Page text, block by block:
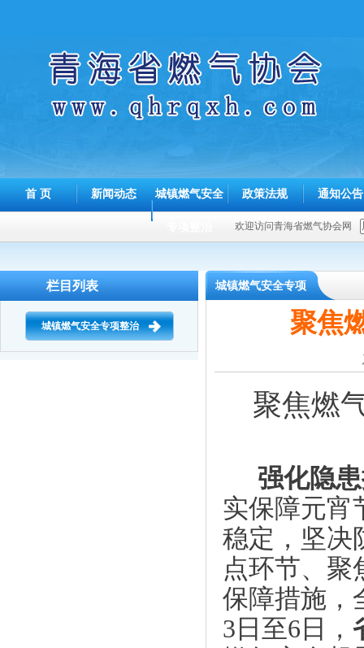
首 页 新闻动态 城镇燃气安全 政策法规 通知公告
欢迎访问青海省燃气协会网
栏目列表
城镇燃气安全专项整治
城镇燃气安全专项
聚焦
聚焦燃
强化隐
实保障元宵
稳定，坚决
点环节、聚
保障措施，
3日至6日，